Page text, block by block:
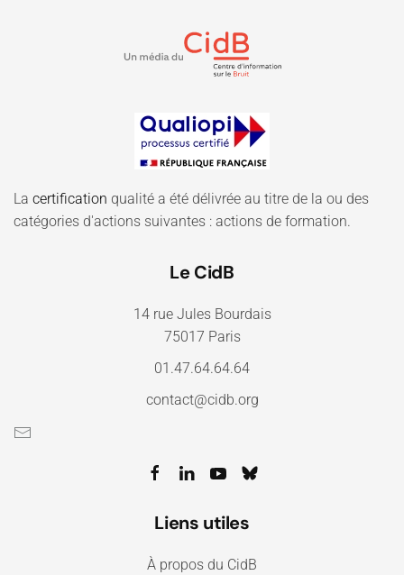
La certification qualité a été délivrée au titre de la ou des
catégories d'actions suivantes : actions de formation.
Le CidB
14 rue Jules Bourdais
75017 Paris
01.47.64.64.64
contact@cidb.org
Liens utiles
À propos du CidB